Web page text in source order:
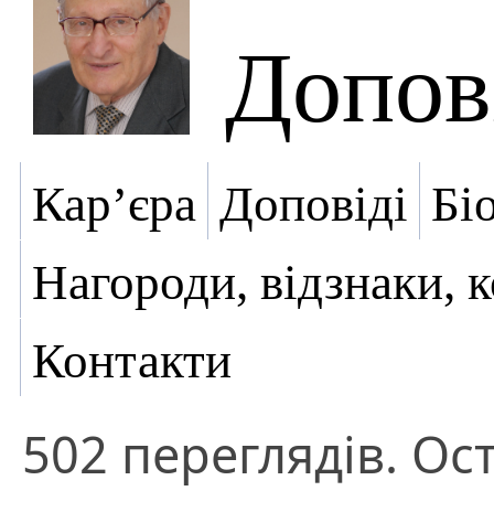
Кар’єра Доповіді
Нагороди, відзнаки,
Контакти
502 переглядів.